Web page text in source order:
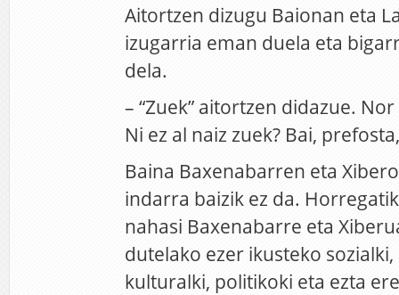
Aitortzen dizugu Baionan eta
izugarria eman duela eta
dela.
– “Zuek” aitortzen didazue. Nor
Ni ez al naiz zuek? Bai,
Baina Baxenabarren eta
indarra baizik ez da.
nahasi Baxenabarre eta
dutelako ezer ikusteko
kulturalki, politikoki eta ezta